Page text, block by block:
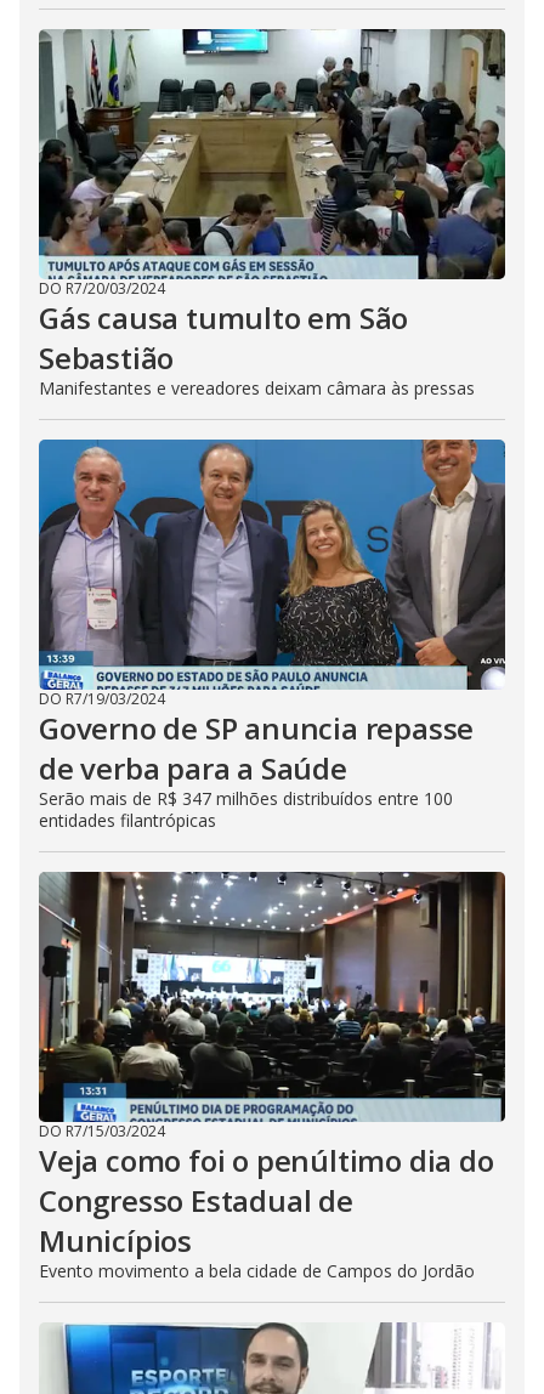
DO R7/20/03/2024
Gás causa tumulto em São
Sebastião
Manifestantes e vereadores deixam câmara às pressas
DO R7/19/03/2024
Governo de SP anuncia repasse
de verba para a Saúde
Serão mais de R$ 347 milhões distribuídos entre 100
entidades filantrópicas
DO R7/15/03/2024
Veja como foi o penúltimo dia do
Congresso Estadual de
Municípios
Evento movimento a bela cidade de Campos do Jordão